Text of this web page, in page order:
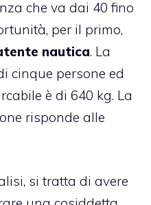
che va dai 40 fino
per il primo,
nautica. La
cinque persone ed
è di 640 kg. La
risponde alle
si tratta di avere